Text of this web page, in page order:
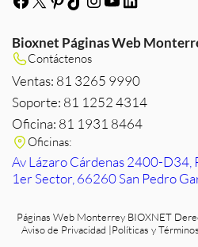
Bioxnet Páginas Web
Contáctenos
Ventas: 81 3265 9990
Soporte: 81 1252 4314
Oficina: 81 1931 8464
Oficinas:
Av Lázaro Cárdenas 2400-D34,
1er Sector, 66260 San Pedro
Páginas Web Monterrey BIOXNET
Aviso de Privacidad |Políticas y